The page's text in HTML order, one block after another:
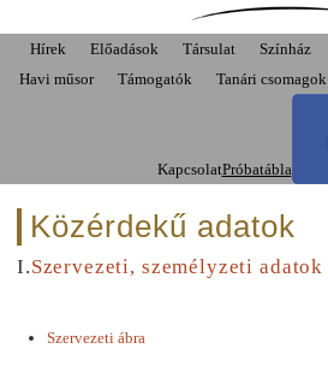
Hírek Előadások Társulat Színház
Havi műsor
Támogatók Tanári csomagok
KapcsolatPróbatábla
Közérdekű adatok
I.Szervezeti, személyzeti adatok
Szervezeti ábra